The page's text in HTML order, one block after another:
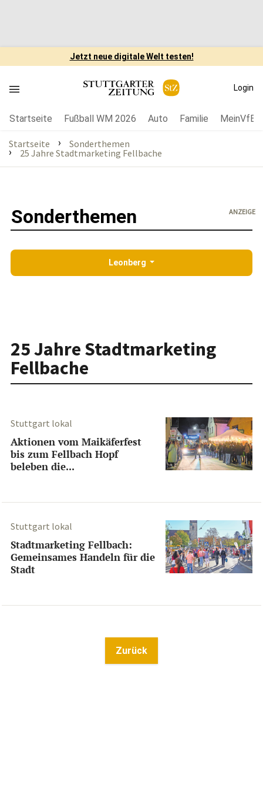
Jetzt neue digitale Welt testen!
Login
Startseite Fußball WM 2026 Auto Familie MeinVfB
Startseite › Sonderthemen
› 25 Jahre Stadtmarketing Fellbache
Sonderthemen ANZEIGE
Leonberg
25 Jahre Stadtmarketing
Fellbache
Stuttgart lokal
Aktionen vom Maikäferfest
bis zum Fellbach Hopf
beleben die...
Stuttgart lokal
Stadtmarketing Fellbach:
Gemeinsames Handeln für die
Stadt
Zurück